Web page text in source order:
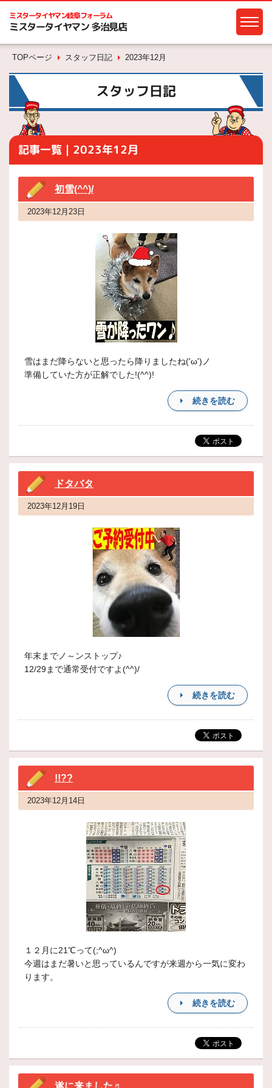
ミスタータイヤマン岐阜フォーラム
ミスタータイヤマン 多治見店
TOPページ スタッフ日記 2023年12月
スタッフ日記
記事一覧｜2023年12月
初雪(^^)/
2023年12月23日
雪はまだ降らないと思ったら降りましたね('ω')ノ
準備していた方が正解でした!(^^)!
続きを読む
ドタバタ
2023年12月19日
年末までノ～ンストップ♪
12/29まで通常受付ですよ(^^)/
続きを読む
!!??
2023年12月14日
１２月に21℃って(;^ω^)
今週はまだ暑いと思っているんですが来週から一気に変わ
ります。
続きを読む
遂に来ました♬